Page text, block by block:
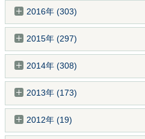
2016年 (303)
2015年 (297)
2014年 (308)
2013年 (173)
2012年 (19)